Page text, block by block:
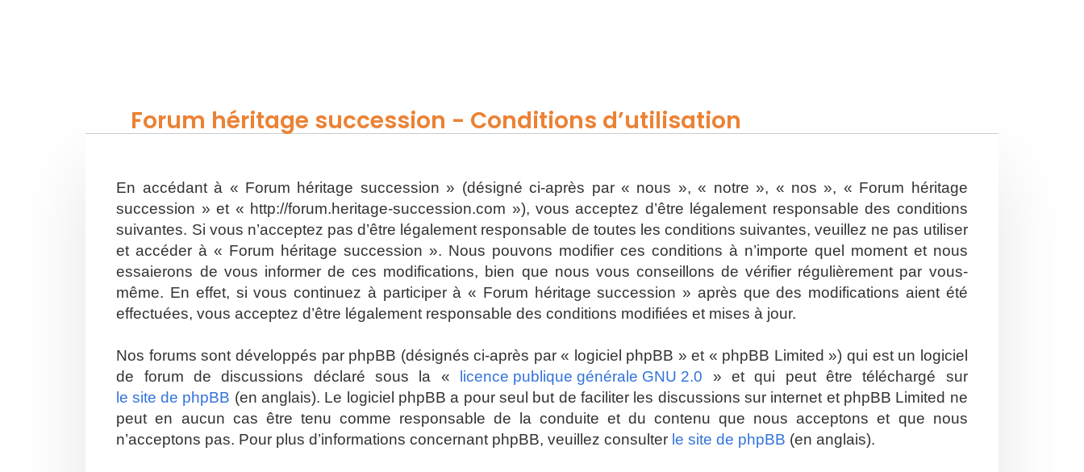
Forum héritage succession - Conditions d’utilisation
En accédant à « Forum héritage succession » (désigné ci-après par « nous », « notre », « nos », « Forum héritage
succession » et « http://forum.heritage-succession.com »), vous acceptez d’être légalement responsable des conditions
suivantes. Si vous n’acceptez pas d’être légalement responsable de toutes les conditions suivantes, veuillez ne pas utiliser
et accéder à « Forum héritage succession ». Nous pouvons modifier ces conditions à n’importe quel moment et nous
essaierons de vous informer de ces modifications, bien que nous vous conseillons de vérifier régulièrement par vous-
même. En effet, si vous continuez à participer à « Forum héritage succession » après que des modifications aient été
effectuées, vous acceptez d’être légalement responsable des conditions modifiées et mises à jour.
Nos forums sont développés par phpBB (désignés ci-après par « logiciel phpBB » et « phpBB Limited ») qui est un logiciel
de forum de discussions déclaré sous la «
licence publique générale GNU 2.0 » et qui peut être téléchargé sur
le site de phpBB (en anglais). Le logiciel phpBB a pour seul but de faciliter les discussions sur internet et phpBB Limited ne
peut en aucun cas être tenu comme responsable de la conduite et du contenu que nous acceptons et que nous
n’acceptons pas. Pour plus d’informations concernant phpBB, veuillez consulter le site de phpBB (en anglais).